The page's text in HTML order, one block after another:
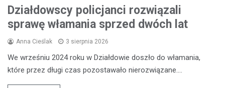
Działdowscy policjanci rozwiązali
sprawę włamania sprzed dwóch lat
Anna Cieślak 3 sierpnia 2026
We wrześniu 2024 roku w Działdowie doszło do włamania,
które przez długi czas pozostawało nierozwiązane.…